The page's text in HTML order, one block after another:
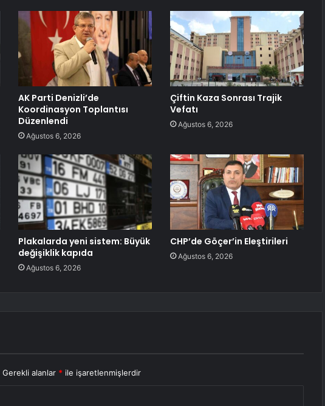
AK Parti Denizli’de
Koordinasyon Toplantısı
Düzenlendi
Ağustos 6, 2026
Çiftin Kaza Sonrası Trajik
Vefatı
Ağustos 6, 2026
Plakalarda yeni sistem: Büyük
değişiklik kapıda
Ağustos 6, 2026
CHP’de Göçer’in Eleştirileri
Ağustos 6, 2026
Gerekli alanlar * ile işaretlenmişlerdir